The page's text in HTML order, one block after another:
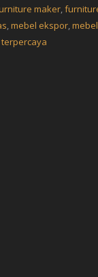
maker,
,mebel ekspor,